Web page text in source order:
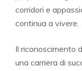
corridori e
continua a vivere.
Il riconoscimento
una carriera di